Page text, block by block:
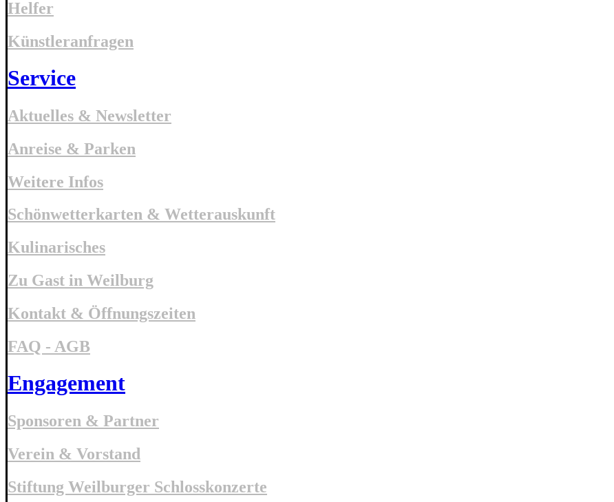
Helfer
Künstleranfragen
Service
Aktuelles & Newsletter
Anreise & Parken
Weitere Infos
Schönwetterkarten & Wetterauskunft
Kulinarisches
Zu Gast in Weilburg
Kontakt & Öffnungszeiten
FAQ - AGB
Engagement
Sponsoren & Partner
Verein & Vorstand
Stiftung Weilburger Schlosskonzerte